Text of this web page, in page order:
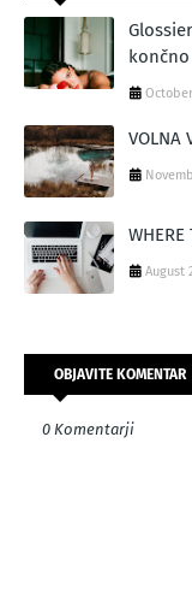
VOLNA
WHERE
August
OBJAVITE KOMENTAR
0 Komentarji